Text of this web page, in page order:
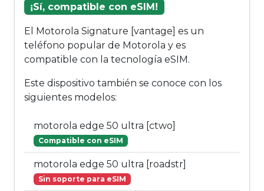
¡Sí, compatible con eSIM!
El Motorola Signature [vantage] es un
teléfono popular de Motorola y es
compatible con la tecnología eSIM.
Este dispositivo también se conoce con los
siguientes modelos:
motorola edge 50 ultra [ctwo]
Compatible con eSIM
motorola edge 50 ultra [roadstr]
Sin soporte para eSIM